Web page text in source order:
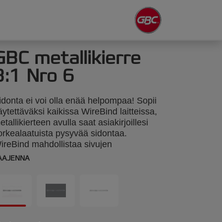
metallikierre
Nro 6
ei voi olla enää helpompaa! Sopii
kaikissa WireBind laitteissa,
avulla saat asiakirjoillesi
pysyvää sidontaa.
mahdollistaa sivujen
360 astetta ja taittuu helposti
A4 koko. Pakkaus: 100.